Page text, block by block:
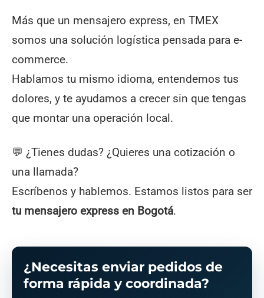
Más que un mensajero express, en TMEX
somos una solución logística pensada para e-
commerce.
Hablamos tu mismo idioma, entendemos tus
dolores, y te ayudamos a crecer sin que tengas
que montar una operación local.
💬 ¿Tienes dudas? ¿Quieres una cotización o
una llamada?
Escríbenos y hablemos. Estamos listos para ser
tu mensajero express en Bogotá.
¿Necesitas enviar pedidos de
forma rápida y coordinada?